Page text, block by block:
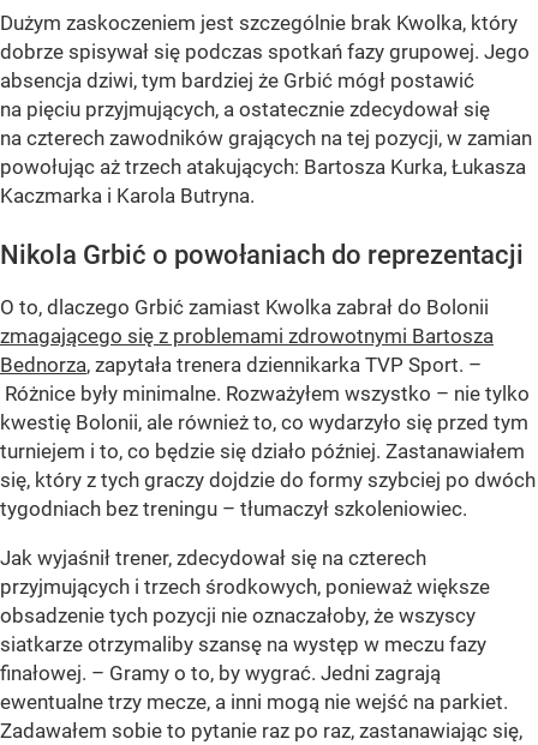
Dużym zaskoczeniem jest szczególnie brak Kwolka, który
dobrze spisywał się podczas spotkań fazy grupowej. Jego
absencja dziwi, tym bardziej że Grbić mógł postawić
na pięciu przyjmujących, a ostatecznie zdecydował się
na czterech zawodników grających na tej pozycji, w zamian
powołując aż trzech atakujących: Bartosza Kurka, Łukasza
Kaczmarka i Karola Butryna.
Nikola Grbić o powołaniach do reprezentacji
O to, dlaczego Grbić zamiast Kwolka zabrał do Bolonii
zmagającego się z problemami zdrowotnymi Bartosza
Bednorza, zapytała trenera dziennikarka TVP Sport. –
Różnice były minimalne. Rozważyłem wszystko – nie tylko
kwestię Bolonii, ale również to, co wydarzyło się przed tym
turniejem i to, co będzie się działo później. Zastanawiałem
się, który z tych graczy dojdzie do formy szybciej po dwóch
tygodniach bez treningu – tłumaczył szkoleniowiec.
Jak wyjaśnił trener, zdecydował się na czterech
przyjmujących i trzech środkowych, ponieważ większe
obsadzenie tych pozycji nie oznaczałoby, że wszyscy
siatkarze otrzymaliby szansę na występ w meczu fazy
finałowej. – Gramy o to, by wygrać. Jedni zagrają
ewentualne trzy mecze, a inni mogą nie wejść na parkiet.
Zadawałem sobie to pytanie raz po raz, zastanawiając się,